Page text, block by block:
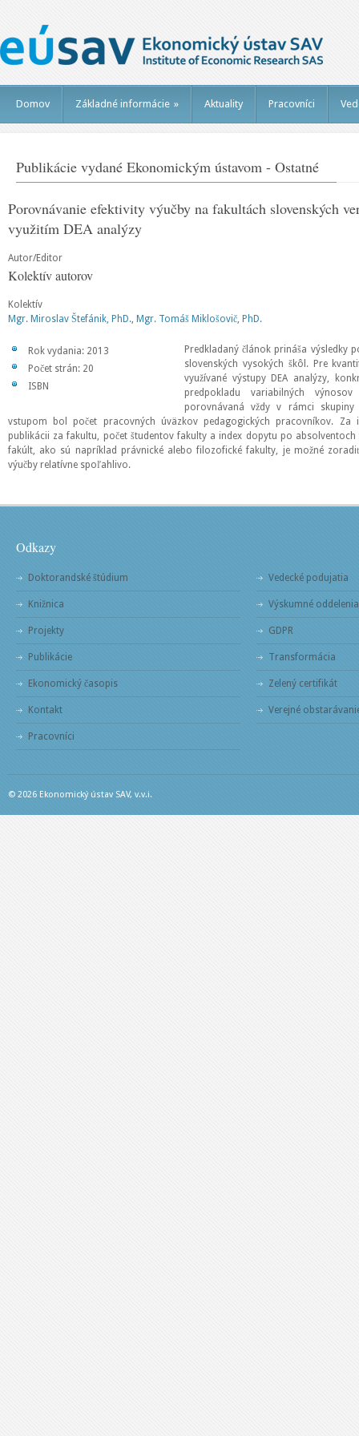
Domov Základné informácie » Aktuality Pracovníci
Publikácie vydané Ekonomickým ústavom - Ostatné
Porovnávanie efektivity výučby na fakultách slovenských
využitím DEA analýzy
Autor/Editor
Kolektív autorov
Kolektív
Mgr. Miroslav Štefánik, PhD., Mgr. Tomáš Miklošovič, PhD.
Rok vydania: 2013
Počet strán: 20
ISBN
Predkladaný článok prináša výsledky
slovenských vysokých škôl. Pre
využívané výstupy DEA analýzy,
predpokladu variabilných
porovnávaná vždy v rámci
vstupom bol počet pracovných úväzkov pedagogických pracovníkov.
publikácii za fakultu, počet študentov fakulty a index dopytu po
fakúlt, ako sú napríklad právnické alebo filozofické fakulty, je možné
výučby relatívne spoľahlivo.
Odkazy
Doktorandské štúdium
Knižnica
Projekty
Publikácie
Ekonomický časopis
Kontakt
Pracovníci
Vedecké podujatia
Výskumné oddelenia
GDPR
Transformácia
Zelený certifikát
Verejné
© 2026 Ekonomický ústav SAV, v.v.i.